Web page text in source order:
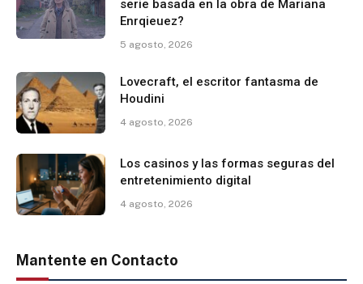
serie basada en la obra de Mariana
Enrqieuez?
5 agosto, 2026
Lovecraft, el escritor fantasma de
Houdini
4 agosto, 2026
Los casinos y las formas seguras del
entretenimiento digital
4 agosto, 2026
Mantente en Contacto